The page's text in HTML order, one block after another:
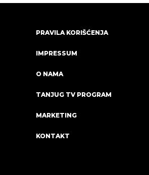
PRAVILA KORIŠĆENJA
IMPRESSUM
O NAMA
TANJUG TV PROGRAM
MARKETING
KONTAKT